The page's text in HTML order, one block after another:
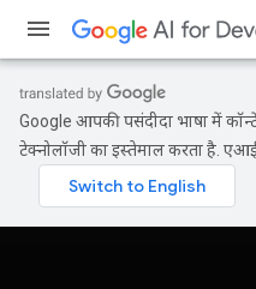
Google आपकी पसंदीदा भाषा में
टेक्नोलॉजी का इस्तेमाल करता है.